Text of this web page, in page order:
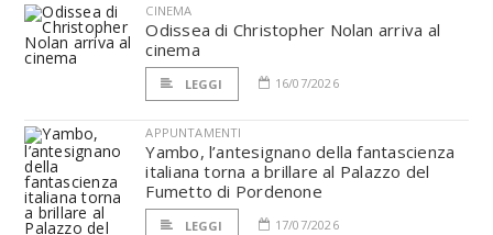
CINEMA
Odissea di Christopher Nolan arriva al
cinema
LEGGI 16/07/2026
APPUNTAMENTI
Yambo, l’antesignano della fantascienza
italiana torna a brillare al Palazzo del
Fumetto di Pordenone
LEGGI 17/07/2026